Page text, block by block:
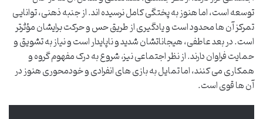
توسعه است، اما هنوز به پختگی کامل نرسیده اند. از جنبه ذهنی، توانایی
تمرکز آن ها محدود است و یادگیری از طریق حس و حرکت برایشان مؤثرتر
است. در بعد عاطفی، هیجاناتشان شدید و ناپایدار است و نیاز به تشویق و
حمایت فراوان دارند. از نظر اجتماعی نیز، شروع به درک مفهوم گروه و
همکاری می کنند، اما تمایل به بازی های انفرادی و خودمحوری هنوز در
آن ها قوی است.